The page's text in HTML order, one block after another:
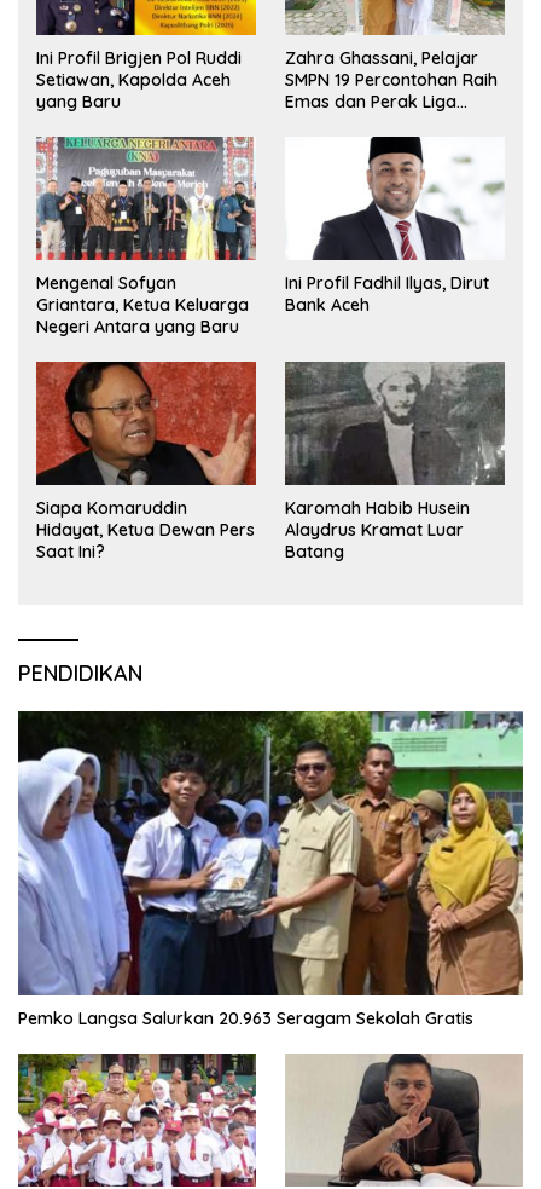
Ini Profil Brigjen Pol Ruddi
Setiawan, Kapolda Aceh
yang Baru
Zahra Ghassani, Pelajar
SMPN 19 Percontohan Raih
Emas dan Perak Liga
Mengenal Sofyan
Griantara, Ketua Keluarga
Negeri Antara yang Baru
Ini Profil Fadhil Ilyas, Dirut
Bank Aceh
Siapa Komaruddin
Hidayat, Ketua Dewan Pers
Saat Ini?
Karomah Habib Husein
Alaydrus Kramat Luar
Batang
PENDIDIKAN
Pemko Langsa Salurkan 20.963 Seragam Sekolah Gratis